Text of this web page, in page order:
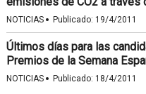
NOTICIAS · Publicado: 19/4/2011
Últimos días para las
Premios de la Semana
NOTICIAS · Publicado: 18/4/2011